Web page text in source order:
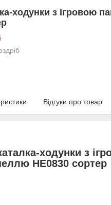
ходунки з ігровою
Відгуки про товар
ходунки з
HE0830 сортер